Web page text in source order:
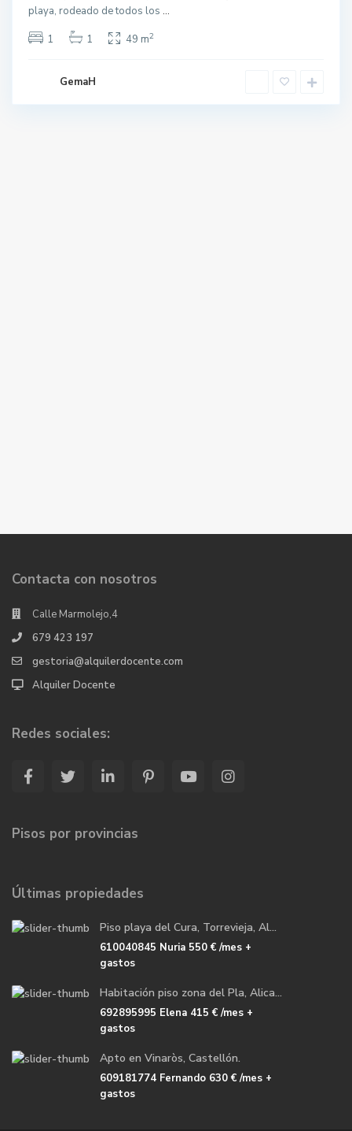
playa, rodeado de todos los ...
1
1 49 m2
GemaH
Contacta con nosotros
Calle Marmolejo,4
679 423 197
gestoria@alquilerdocente.com
Alquiler Docente
Redes sociales:
Pisos por provincias
Últimas propiedades
Piso playa del Cura, Torrevieja, Al...
610040845 Nuria 550 €/mes +
gastos
Habitación piso zona del Pla, Alica...
692895995 Elena 415 €/mes +
gastos
Apto en Vinaròs, Castellón.
609181774 Fernando 630 €/mes +
gastos